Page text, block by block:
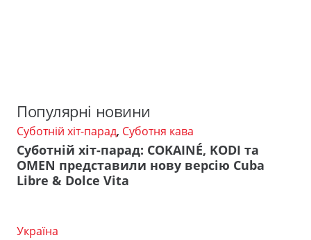
Популярні новини
Суботній хіт-парад, Суботня кава
Суботній хіт-парад: COKAINÉ, KODI та
OMEN представили нову версію Cuba
Libre & Dolce Vita
Україна